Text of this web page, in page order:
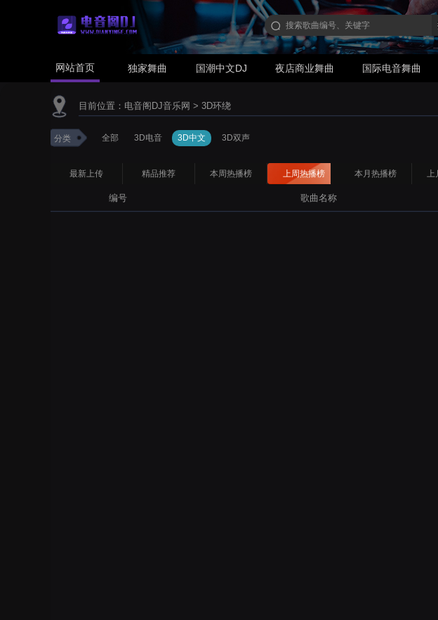
网站首页 独家舞曲 国潮中文DJ 夜店商业舞曲 国际电音舞曲
目前位置： 电音阁DJ音乐网 > 3D环绕
分类 全部 3D电音 3D中文 3D双声
最新上传 精品推荐 本周热播榜 上周热播榜 本月热播榜 上
编号 歌曲名称